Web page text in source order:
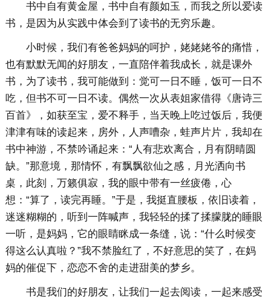
书中自有黄金屋，书中自有颜如玉，而我之所以爱读
书，是因为从实践中体会到了读书的无穷乐趣。
小时候，我们有爸爸妈妈的呵护，姥姥姥爷的痛惜，
也有默默无闻的好朋友，一直陪伴着我成长，就是课外
书，为了读书，我可能做到：觉可一日不睡，饭可一日不
吃，但书不可一日不读。偶然一次从表姐家借得《唐诗三
百首》，如获至宝，爱不释手，当天晚上吃过饭后，我便
津津有味的读起来，房外，人声嘈杂，蛙声片片，我却在
书中神游，不禁吟诵起来：“人有悲欢离合，月有阴晴圆
缺。”那意境，那情怀，有飘飘欲仙之感，月光洒向书
桌，此刻，万籁俱寂，我的眼中带有一丝疲倦，心
想：“算了，读完再睡。”于是，我挺直腰板，依旧读着，
迷迷糊糊的，听到一阵喊声，我轻轻的揉了揉朦胧的睡眼
一听，是妈妈，它的眼睛眯成一条缝，说：“什么时候变
得这么认真啦？”我不禁脸红了，不好意思的笑了，在妈
妈的催促下，恋恋不舍的走进甜美的梦乡。
书是我们的好朋友，让我们一起去阅读，一起来感受